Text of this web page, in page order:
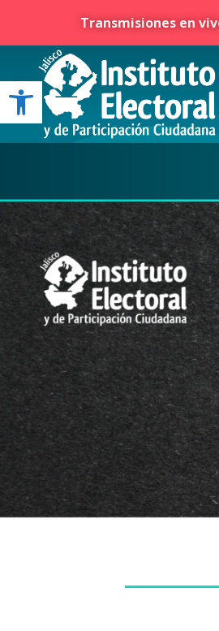
Open toolbar
Transmisiones en